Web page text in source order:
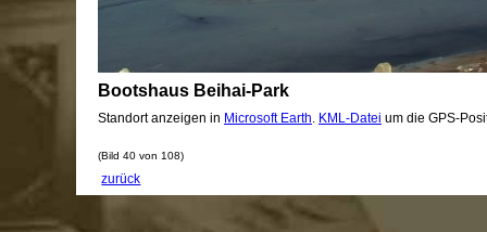
Bootshaus Beihai-Park
Standort anzeigen in Microsoft Earth KML-Datei um die GPS-
(Bild 40 von 108)
zurück